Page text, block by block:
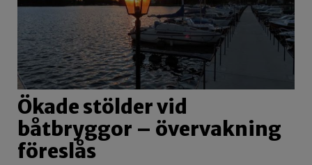
Ökade stölder vid
båtbryggor – övervakning
föreslås